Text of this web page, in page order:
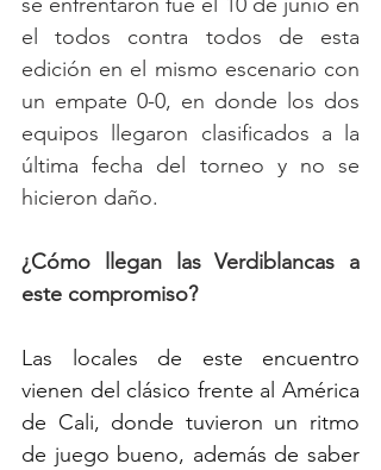
el todos contra todos de esta
edición en el mismo escenario con
un empate 0-0, en donde los dos
equipos llegaron clasificados a la
última fecha del torneo y no se
hicieron daño.
¿Cómo llegan las Verdiblancas a
este compromiso?
Las locales de este encuentro
vienen del clásico frente al América
de Cali, donde tuvieron un ritmo
de juego bueno, además de saber